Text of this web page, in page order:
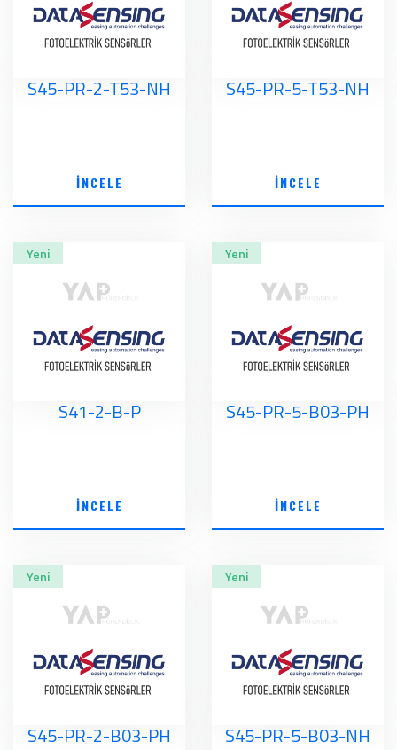
S45-PR-2-T53-NH
İNCELE
S45-PR-5-T53-NH
İNCELE
Yeni
S41-2-B-P
İNCELE
Yeni
S45-PR-5-B03-PH
İNCELE
Yeni
S45-PR-2-B03-PH
Yeni
S45-PR-5-B03-NH